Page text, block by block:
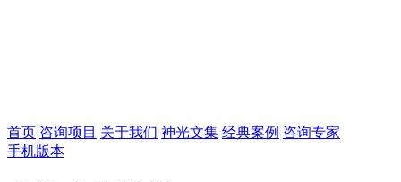
首页 咨询项目 关于我们 神光文集 经典案例 咨询专家
手机版本